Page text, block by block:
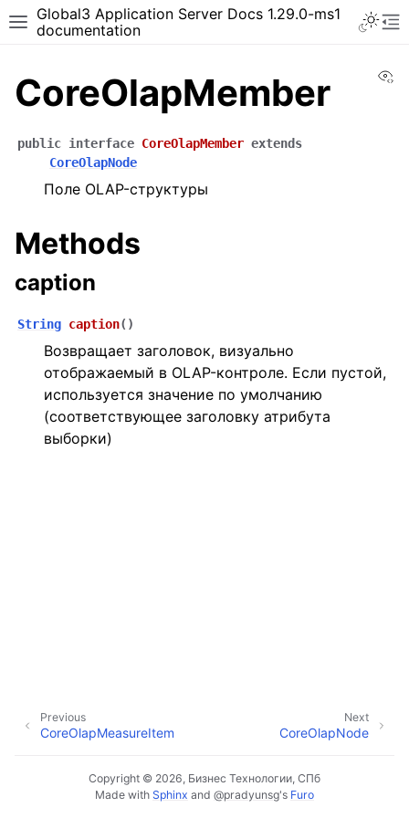
Global3 Application Server Docs 1.29.0-ms1
documentation
CoreOlapMember
public interface CoreOlapMember extends
CoreOlapNode
Поле OLAP-структуры
Methods
caption
String caption( )
Возвращает заголовок, визуально
отображаемый в OLAP-контроле. Если пустой,
используется значение по умолчанию
(соответствующее заголовку атрибута
выборки)
Next
CoreOlapNode
Previous
CoreOlapMeasureItem
Copyright © 2026, Бизнес Технологии, СПб
Made with Sphinx and @pradyunsg's Furo